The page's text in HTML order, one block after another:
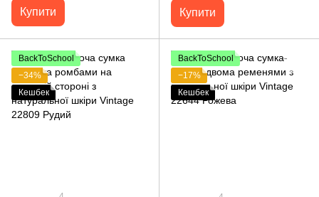
Купити Купити
BackToSchool
−34%
Кешбек
BackToSchool
−17%
Кешбек